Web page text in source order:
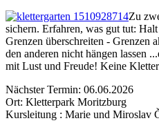
Zu
sichern. Erfahren, was gut tut:
Grenzen überschreiten - Grenzen
den anderen nicht hängen lassen
mit Lust und Freude! Keine
Nächster Termin: 06.06.2026
Ort: Kletterpark Moritzburg
Kursleitung : Marie und Miroslav